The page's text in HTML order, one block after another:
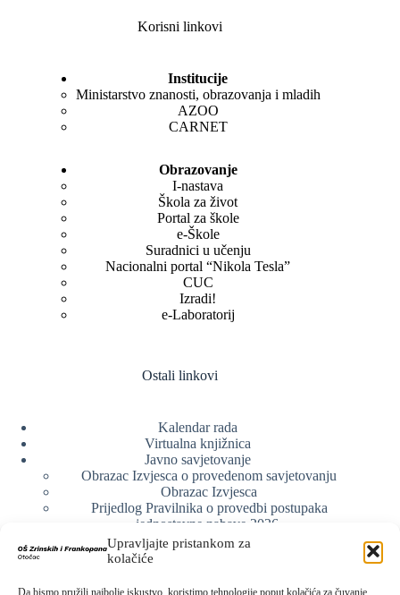
Upravljajte pristankom za
kolačiće
Da bismo pružili najbolje iskustvo, koristimo tehnologije poput kolačića za čuvanje
Korisni linkovi
Institucije
Ministarstvo znanosti, obrazovanja i mladih
AZOO
CARNET
Obrazovanje
I-nastava
Škola za život
Portal za škole
e-Škole
Suradnici u učenju
Nacionalni portal “Nikola Tesla”
CUC
Izradi!
e-Laboratorij
Ostali linkovi
Kalendar rada
Virtualna knjižnica
Javno savjetovanje
Obrazac Izvjesca o provedenom savjetovanju
Obrazac Izvjesca
Prijedlog Pravilnika o provedbi postupaka
jednostavne nabave 2026.
Obrazlozenje uz prijedlog Pravilnika o provedbi
postupka jednostavne nabave
Web arhiva